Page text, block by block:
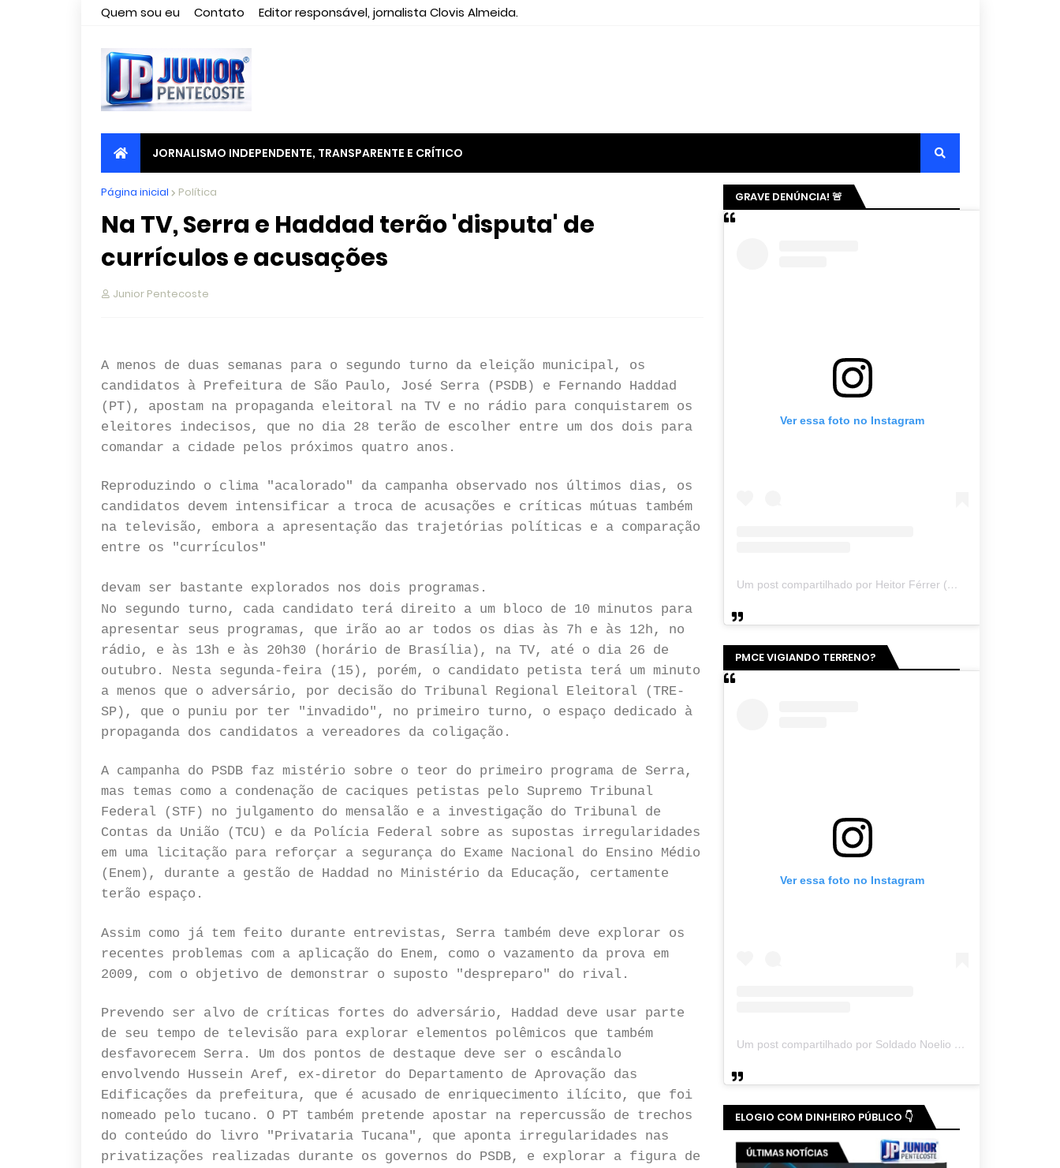
Quem sou eu Contato Editor responsável, jornalista Clovis Almeida.
JORNALISMO INDEPENDENTE, TRANSPARENTE E CRÍTICO
Página inicial Política
Na TV, Serra e Haddad terão 'disputa' de
currículos e acusações
Junior Pentecoste
A menos de duas semanas para o segundo turno da eleição municipal, os
candidatos à Prefeitura de São Paulo, José Serra (PSDB) e Fernando Haddad
(PT), apostam na propaganda eleitoral na TV e no rádio para conquistarem os
eleitores indecisos, que no dia 28 terão de escolher entre um dos dois para
comandar a cidade pelos próximos quatro anos.
Reproduzindo o clima "acalorado" da campanha observado nos últimos dias, os
candidatos devem intensificar a troca de acusações e críticas mútuas também
na televisão, embora a apresentação das trajetórias políticas e a comparação
entre os "currículos"
devam ser bastante explorados nos dois programas.
No segundo turno, cada candidato terá direito a um bloco de 10 minutos para
apresentar seus programas, que irão ao ar todos os dias às 7h e às 12h, no
rádio, e às 13h e às 20h30 (horário de Brasília), na TV, até o dia 26 de
outubro. Nesta segunda-feira (15), porém, o candidato petista terá um minuto
a menos que o adversário, por decisão do Tribunal Regional Eleitoral (TRE-
SP), que o puniu por ter "invadido", no primeiro turno, o espaço dedicado à
propaganda dos candidatos a vereadores da coligação.
A campanha do PSDB faz mistério sobre o teor do primeiro programa de Serra,
mas temas como a condenação de caciques petistas pelo Supremo Tribunal
Federal (STF) no julgamento do mensalão e a investigação do Tribunal de
Contas da União (TCU) e da Polícia Federal sobre as supostas irregularidades
em uma licitação para reforçar a segurança do Exame Nacional do Ensino Médio
(Enem), durante a gestão de Haddad no Ministério da Educação, certamente
terão espaço.
Assim como já tem feito durante entrevistas, Serra também deve explorar os
recentes problemas com a aplicação do Enem, como o vazamento da prova em
2009, com o objetivo de demonstrar o suposto "despreparo" do rival.
Prevendo ser alvo de críticas fortes do adversário, Haddad deve usar parte
de seu tempo de televisão para explorar elementos polêmicos que também
desfavorecem Serra. Um dos pontos de destaque deve ser o escândalo
envolvendo Hussein Aref, ex-diretor do Departamento de Aprovação das
Edificações da prefeitura, que é acusado de enriquecimento ilícito, que foi
nomeado pelo tucano. O PT também pretende apostar na repercussão de trechos
do conteúdo do livro "Privataria Tucana", que aponta irregularidades nas
privatizações realizadas durante os governos do PSDB, e explorar a figura de
GRAVE DENÚNCIA! 🚨
Ver essa foto no Instagram
Um post compartilhado por Heitor Férrer (@heitor_ferrer77)
PMCE VIGIANDO TERRENO?
Ver essa foto no Instagram
Um post compartilhado por Soldado Noelio (@soldadonoelio)
ELOGIO COM DINHEIRO PÚBLICO 👇